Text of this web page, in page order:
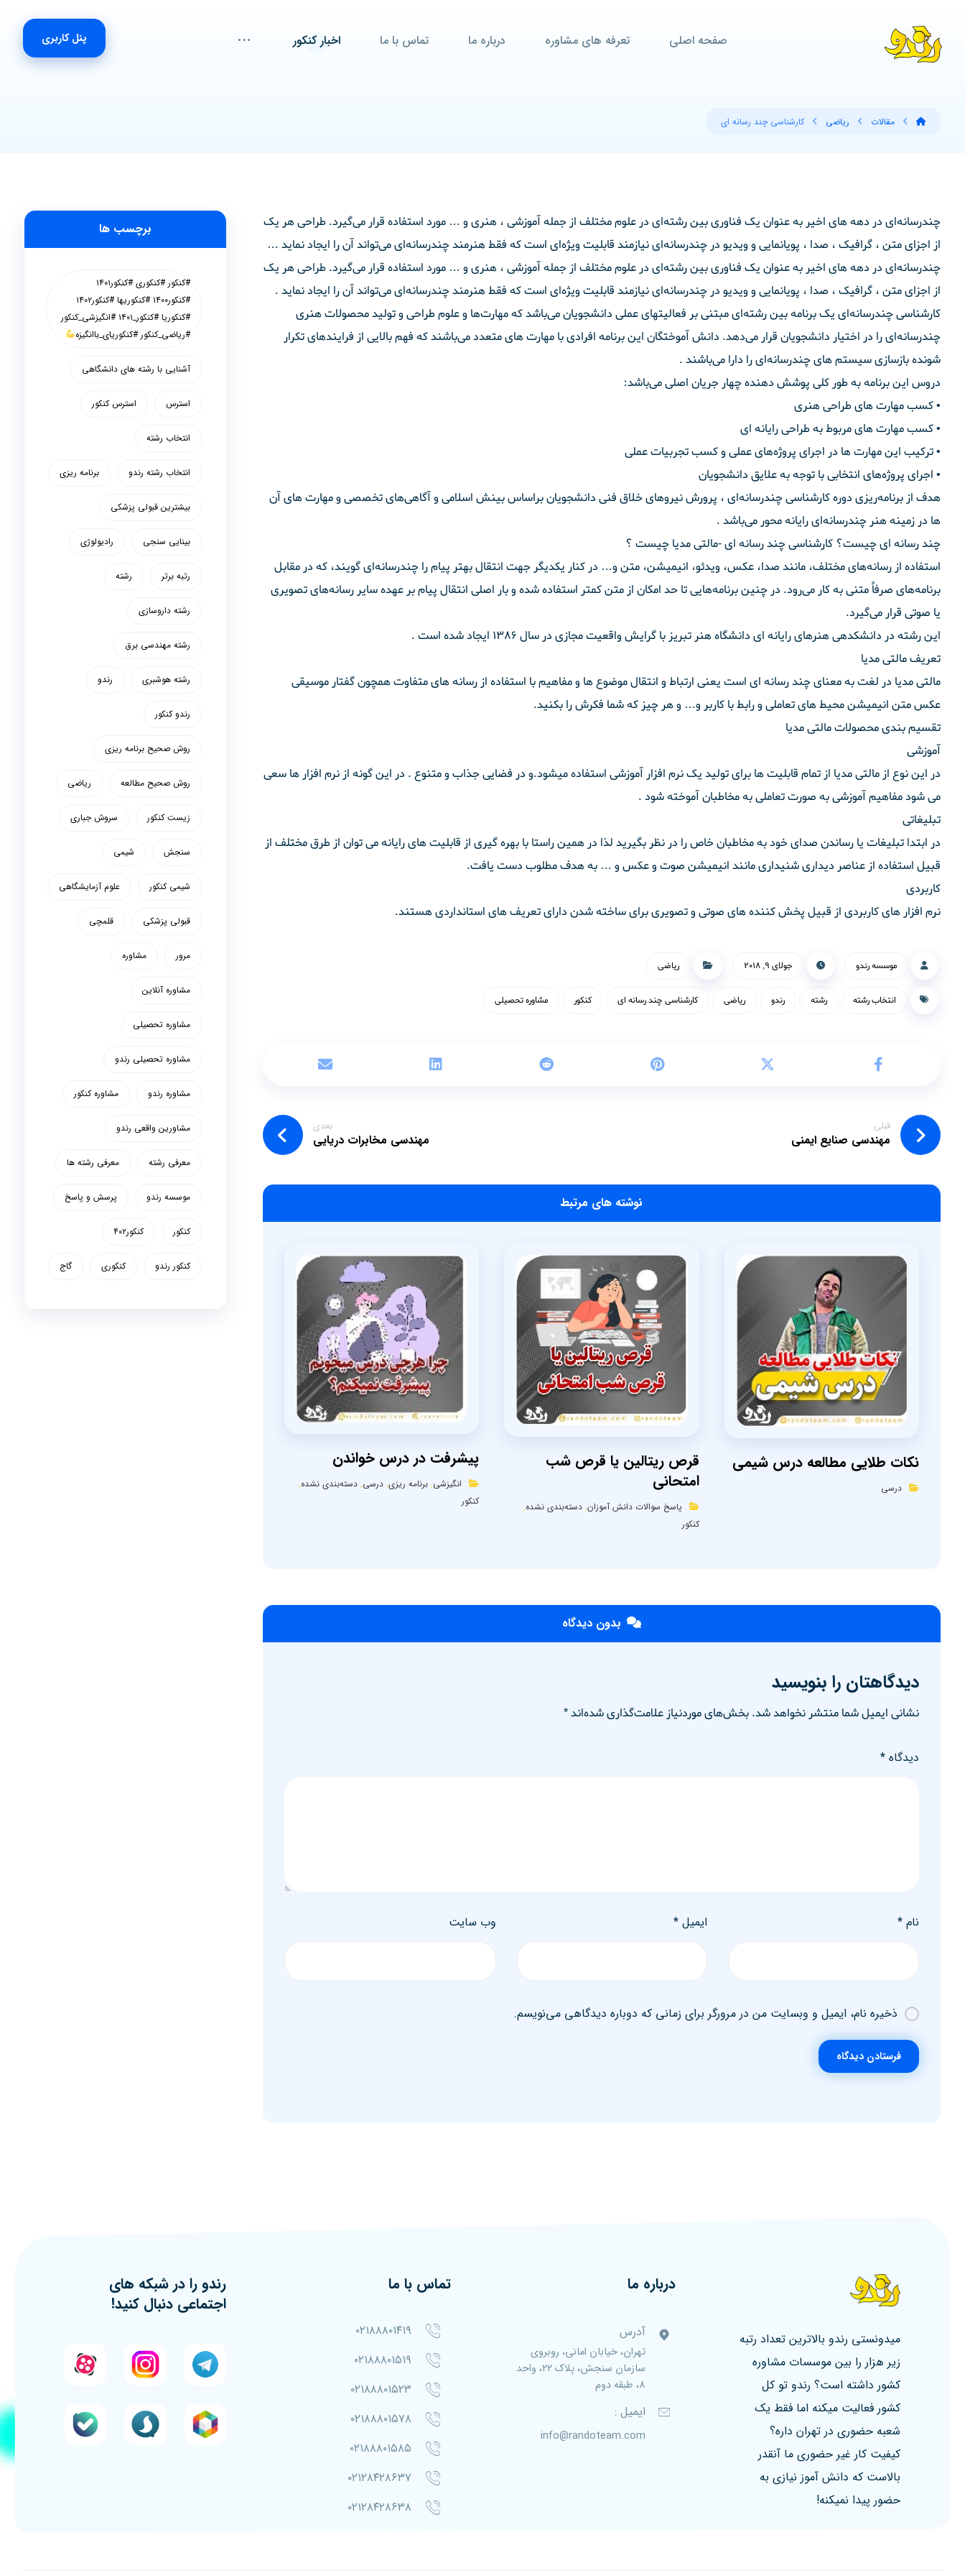
صفحه اصلی تعرفه های مشاوره درباره ما تماس با ما اخبار کنکور پنل کاربری
مقالات ریاضی کارشناسی چند رسانه ای
چندرسانه‌ای در دهه ‌های اخیر به عنوان یک فناوری بین رشته‌ای در علوم مختلف از جمله آموزشی ، هنری و … مورد استفاده قرار می‌گیرد. طراحی هر یک
از اجزای متن ، گرافیک ، صدا ، پویانمایی و ویدیو در چندرسانه‌ای نیازمند قابلیت ویژه‌ای است که فقط هنرمند چند‌رسانه‌ای می‌تواند آن را ایجاد نماید …
چندرسانه‌ای در دهه ‌های اخیر به عنوان یک فناوری بین رشته‌ای در علوم مختلف از جمله آموزشی ، هنری و … مورد استفاده قرار می‌گیرد. طراحی هر یک
از اجزای متن ، گرافیک ، صدا ، پویانمایی و ویدیو در چندرسانه‌ای نیازمند قابلیت ویژه‌ای است که فقط هنرمند چند‌رسانه‌ای می‌تواند آن را ایجاد نماید .
کارشناسی چند‌رسانه‌ای یک برنامه بین رشته‌ای مبتنی بر فعالیتهای عملی دانشجویان می‌باشد که مهارت‌ها و علوم طراحی و تولید محصولات هنری
چند‌رسانه‌ای را در اختیار دانشجویان قرار می‌دهد. دانش آموختگان این برنامه افرادی با مهارت های متعدد می‌باشند که فهم بالایی از فرایندهای تکرار
شونده بازسازی سیستم های چند‌رسانه‌ای را دارا می‌باشند .
دروس این برنامه به طور کلی پوشش دهنده چهار جریان اصلی می‌باشد:
• کسب مهارت های طراحی هنری
• کسب مهارت های مربوط به طراحی رایانه ای
• ترکیب این مهارت ها در اجرای پروژه‌های عملی و کسب تجربیات عملی
• اجرای پروژ‌ه‌های انتخابی با توجه به علایق دانشجویان
هدف از برنامه‌ریزی دوره کارشناسی چند‌رسانه‌ای ، پرورش نیروهای خلاق فنی دانشجویان براساس بینش اسلامی و آگاهی‌های تخصصی و مهارت های آن
ها در زمینه هنر چند‌رسانه‌ای رایانه محور می‌باشد .
چند رسانه ای چیست؟ کارشناسی چند رسانه ای -مالتی مدیا چیست ؟
استفاده از رسانه‌های مختلف، مانند صدا، عکس، ویدئو، انیمیشن، متن و… در کنار یکدیگر جهت انتقال بهتر پیام را چندرسانه‌ای گویند، که در مقابل
برنامه‌های صرفاً متنی به کار می‌رود. در چنین برنامه‌هایی تا حد امکان از متن کمتر استفاده شده و بار اصلی انتقال پیام بر عهده سایر رسانه‌های تصویری
یا صوتی قرار می‌گیرد.
این رشته در دانشکدهی هنرهای رایانه ای دانشگاه هنر تبریز با گرایش واقعیت مجازی در سال ۱۳۸۶ ایجاد شده است .
تعریف مالتی مدیا
مالتی مدیا در لغت به معنای چند رسانه ای است یعنی ارتباط و انتقال موضوع ها و مفاهیم با استفاده از رسانه های متفاوت همچون گفتار موسیقی
عکس متن انیمیشن محیط های تعاملی و رابط با کاربر و… و هر چیز که شما فکرش را بکنید.
تقسیم بندی محصولات مالتی مدیا
آموزشی
در این نوع از مالتی مدیا از تمام قابلیت ها برای تولید یک نرم افزار آموزشی استفاده میشود.و در فضایی جذاب و متنوع . در این گونه از نرم افزار ها سعی
می شود مفاهیم آموزشی به صورت تعاملی به مخاطبان آموخته شود .
تبلیغاتی
در ابتدا تبلیغات یا رساندن صدای خود به مخاطبان خاص را در نظر بگیرید لذا در همین راستا با بهره گیری از قابلیت های رایانه می توان از طرق مختلف از
قبیل استفاده از عناصر دیداری شنیداری مانند انیمیشن صوت و عکس و … به هدف مطلوب دست یافت.
کاربردی
نرم افزار های کاربردی از قبیل پخش کننده های صوتی و تصویری برای ساخته شدن دارای تعریف های استانداردی هستند.
موسسه رندو جولای ۹, ۲۰۱۸ ریاضی
انتخاب رشته رشته رندو ریاضی کارشناسی چند رسانه ای کنکور مشاوره تحصیلی
قبلی
مهندسی صنایع ایمنی
بعدی
مهندسی مخابرات دریایی
‫نوشته های مرتبط
نکات طلایی مطالعه درس شیمی
درسی
قرص ریتالین یا قرص شب
امتحانی
پاسخ سوالات دانش آموزان,دسته‌بندی نشده,
کنکور
پیشرفت در درس خواندن
انگیزشی, برنامه ریزی, درسی, دسته‌بندی نشده,
کنکور
بدون دیدگاه
دیدگاهتان را بنویسید
نشانی ایمیل شما منتشر نخواهد شد. بخش‌های موردنیاز علامت‌گذاری شده‌اند*
دیدگاه *
نام * ایمیل * وب‌ سایت
ذخیره نام، ایمیل و وبسایت من در مرورگر برای زمانی که دوباره دیدگاهی می‌نویسم.
فرستادن دیدگاه
برچسب ها
#کنکور #کنکوری #کنکور۱۴۰۱
#کنکور۱۴۰۰ #کنکوریها #کنکور۱۴۰۲
#کنکوریا #کنکور_۱۴۰۱ #انگیزشی_کنکور
#ریاضی_کنکور #کنکوریای_باانگیزه
آشنایی با رشته های دانشگاهی
استرس استرس کنکور
انتخاب رشته
انتخاب رشته رندو برنامه ریزی
بیشترین قبولی پزشکی
بینایی سنجی رادیولوژی
رتبه برتر رشته
رشته داروسازی
رشته مهندسی برق
رشته هوشبری رندو
رندو کنکور
روش صحیح برنامه ریزی
روش صحیح مطالعه ریاضی
زیست کنکور سروش جباری
سنجش شیمی
شیمی کنکور علوم آزمایشگاهی
قبولی پزشکی قلمچی
مرور مشاوره
مشاوره آنلاین
مشاوره تحصیلی
مشاوره تحصیلی رندو
مشاوره رندو مشاوره کنکور
مشاورین واقعی رندو
معرفی رشته معرفی رشته ها
موسسه رندو پرسش و پاسخ
کنکور کنکور۴۰۲
کنکور رندو کنکوری گاج
میدونستی رندو بالاترین تعداد رتبه
زیر هزار را بین موسسات مشاوره
کشور داشته است؟ رندو تو کل
کشور فعالیت میکنه اما فقط یک
شعبه حضوری در تهران داره؟
کیفیت کار غیر حضوری ما آنقدر
بالاست که دانش آموز نیازی به
حضور پیدا نمیکنه!
درباره ما
آدرس
تهران، خیابان امانی، روبروی
سازمان سنجش، پلاک ۲۲، واحد
۸، طبقه دوم
ایمیل :
info@randoteam.com
تماس با ما
۰۲۱۸۸۸۰۱۴۱۹
۰۲۱۸۸۸۰۱۵۱۹
۰۲۱۸۸۸۰۱۵۲۳
۰۲۱۸۸۸۰۱۵۷۸
۰۲۱۸۸۸۰۱۵۸۵
۰۲۱۲۸۴۲۸۶۳۷
۰۲۱۲۸۴۲۸۶۳۸
رندو را در شبکه های
اجتماعی دنبال کنید!